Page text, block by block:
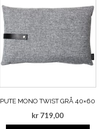
PUTE MONO TWIST GRÅ 40×60
kr 719,00